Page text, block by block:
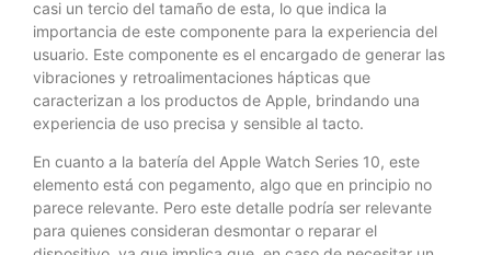
casi un tercio del tamaño de esta, lo que indica la
importancia de este componente para la experiencia del
usuario. Este componente es el encargado de generar las
vibraciones y retroalimentaciones hápticas que
caracterizan a los productos de Apple, brindando una
experiencia de uso precisa y sensible al tacto.
En cuanto a la batería del Apple Watch Series 10, este
elemento está con pegamento, algo que en principio no
parece relevante. Pero este detalle podría ser relevante
para quienes consideran desmontar o reparar el